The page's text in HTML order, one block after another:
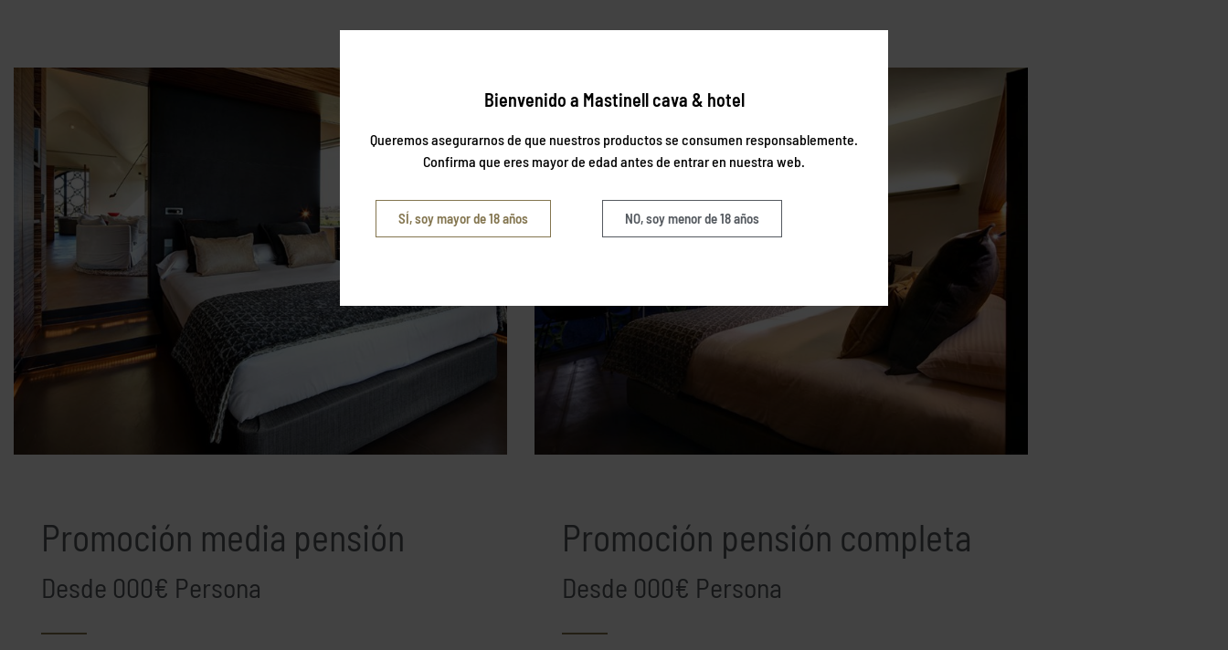
Promoción media pensión
Desde 000€ Persona
Promoción pensión completa
Desde 000€ Persona
Bienvenido a Mastinell cava & hotel
Queremos asegurarnos de que nuestros productos se consumen responsablemente.
Confirma que eres mayor de edad antes de entrar en nuestra web.
SÍ, soy mayor de 18 años NO, soy menor de 18 años